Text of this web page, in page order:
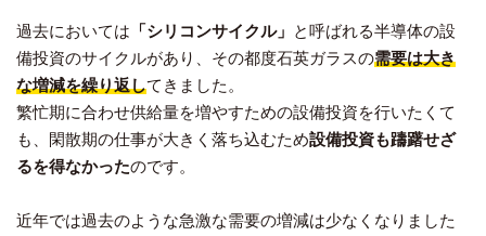
過去においては 「シリコンサイクル」 と呼ばれる半導体の設
備投資のサイクルがあり、その都度石英ガラスの需要は大き
な増減を繰り返してきました。
繁忙期に合わせ供給量を増やすための設備投資を行いたくて
も、閑散期の仕事が大きく落ち込むため設備投資も躊躇せざ
るを得なかったのです。
近年では過去のような急激な需要の増減は少なくなりました